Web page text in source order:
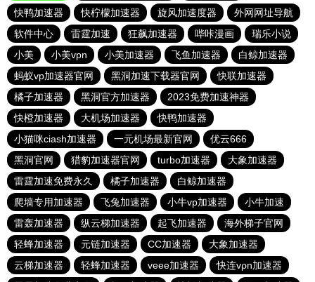
快鸭加速器
快柠檬加速器 旋风加速度器
外网网址导航
软件中心
雷霆加速 狂飙加速器 哔咔漫画
瑞乐小说
小美
小美vpn 小美加速器 飞鱼加速器
白鲸加速器
蚂蚁vp加速器官网
黑洞加速下载器官网
快联加速器
橘子加速器
黑洞官方加速器
2023免费加速神器
快橙加速器
大机场加速器
快鸭加速器
小猫咪ciash加速器
一元机场最新官网
优云666
黑洞官网
猎豹加速器官网 turbo加速器
大象加速器
雷霆加速免费永久
橘子加速器
白鲸加速器
爬墙专用加速器
飞兔加速器 小牛vp加速器
小牛加速
雷轰加速器
纵云梯加速器 起飞加速器
海外梯子官网
轻蜂加速器
元链加速器 CC加速器
大象加速器
云梯加速器
轻蜂加速器 veee加速器
快连vρn加速器